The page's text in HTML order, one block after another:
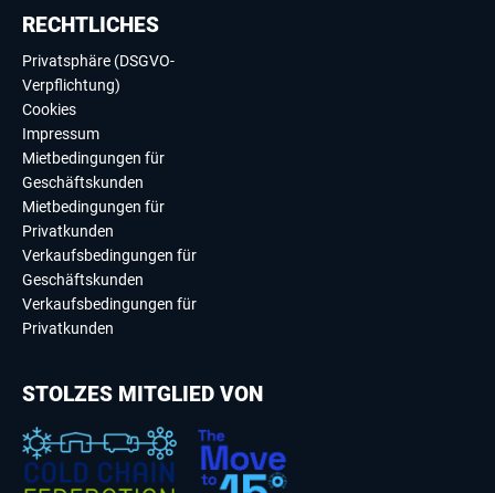
RECHTLICHES
Privatsphäre (DSGVO-
Verpflichtung)
Cookies
Impressum
Mietbedingungen für
Geschäftskunden
Mietbedingungen für
Privatkunden
Verkaufsbedingungen für
Geschäftskunden
Verkaufsbedingungen für
Privatkunden
STOLZES MITGLIED VON